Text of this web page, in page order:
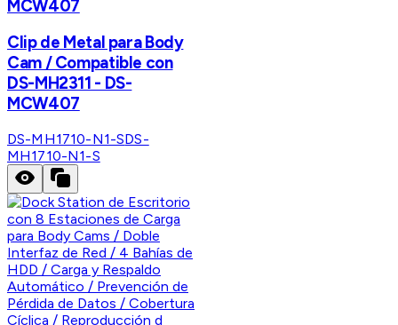
MCW407
Clip de Metal para Body
Cam / Compatible con
DS-MH2311 - DS-
MCW407
DS-MH1710-N1-SDS-
MH1710-N1-S